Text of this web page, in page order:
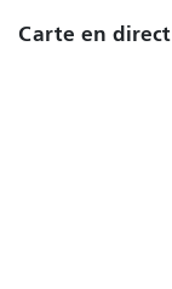
Carte en direct